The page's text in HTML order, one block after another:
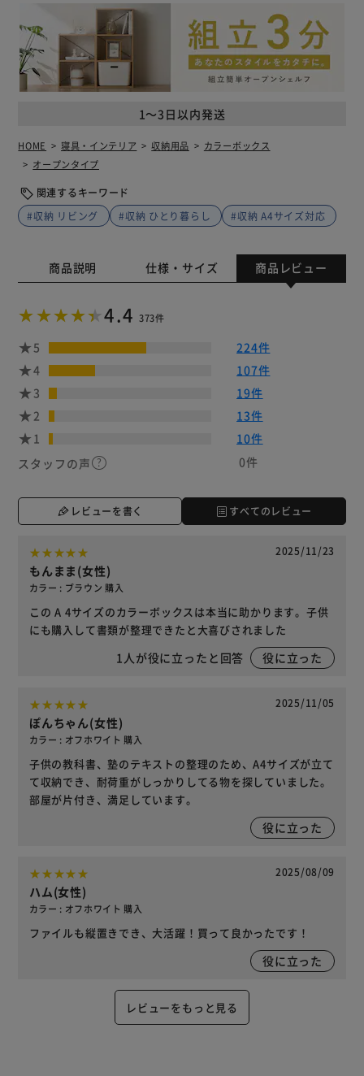
1～3日以内発送
HOME 寝具・インテリア 収納用品
カラーボックス
オープンタイプ
関連するキーワード
#収納 リビング
#収納 ひとり暮らし #収納 A4サイズ対応
商品説明 仕様・サイズ 商品レビュー
4.4 373件
5
224件
4
107件
3
19件
2
13件
1
10件
スタッフの声
0件
レビューを書く すべてのレビュー
2025/11/23
もんまま(女性)
カラー : ブラウン 購入
この A 4サイズのカラーボックスは本当に助かります。子供
にも購入して書類が整理できたと大喜びされました
1 人が役に立ったと回答 役に立った
2025/11/05
ぽんちゃん(女性)
カラー : オフホワイト 購入
子供の教科書、塾のテキストの整理のため、A4サイズが立て
て収納でき、耐荷重がしっかりしてる物を探していました。
部屋が片付き、満足しています。
役に立った
2025/08/09
ハム(女性)
カラー : オフホワイト 購入
ファイルも縦置きでき、大活躍！買って良かったです！
役に立った
レビューをもっと見る